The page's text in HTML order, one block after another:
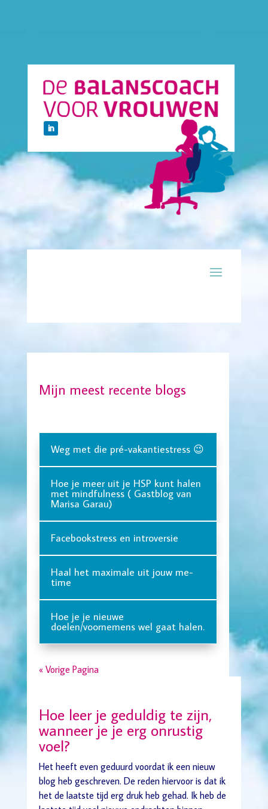
Mijn meest recente blogs
Weg met die pré-vakantiestress 😉
Hoe je meer uit je HSP kunt halen
met mindfulness ( Gastblog van
Marisa Garau)
Facebookstress en introversie
Haal het maximale uit jouw me-
time
Hoe je je nieuwe
doelen/voornemens wel gaat halen.
« Vorige Pagina
Hoe leer je geduldig te zijn,
wanneer je je erg onrustig
voel?
Het heeft even geduurd voordat ik een nieuw
blog heb geschreven. De reden hiervoor is dat ik
het de laatste tijd erg druk heb gehad. Ik heb de